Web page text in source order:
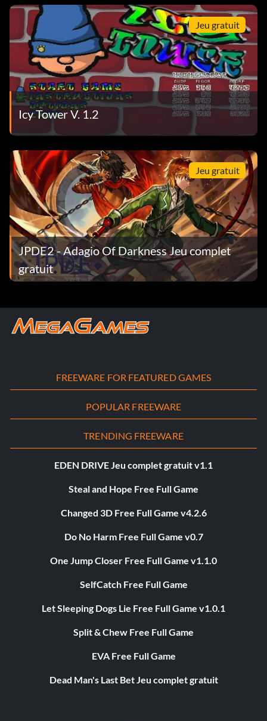
Jeu gratuit
Icy Tower V. 1.2
Jeu gratuit
JPDE2 - Adagio Of Darkness Jeu complet
gratuit
FREEWARE FOR FEATURED GAMES
POPULAR FREEWARE
TRENDING FREEWARE
EDEN DRIVE Jeu complet gratuit v1.1
Steal and Hope Free Full Game
Changed 3D Free Full Game v4.2.6
Do No Harm Free Full Game v0.7
One Jump Closer Free Full Game v1.1.0
SelfCatch Free Full Game
Let Sleeping Dogs Lie Free Full Game v1.0.1
Split & Chew Free Full Game
EVA Free Full Game
Dead Man's Last Bet Jeu complet gratuit